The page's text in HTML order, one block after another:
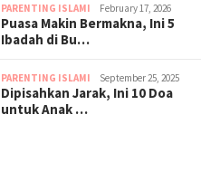
PARENTING ISLAMI February 17, 2026
Puasa Makin Bermakna, Ini 5
Ibadah di Bu…
PARENTING ISLAMI September 25, 2025
Dipisahkan Jarak, Ini 10 Doa
untuk Anak …